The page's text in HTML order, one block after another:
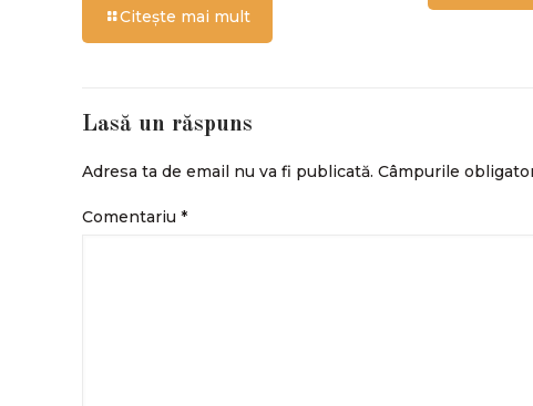
Citește mai mult
Lasă un răspuns
Adresa ta de email nu va fi publicată. Câmpurile
Comentariu *